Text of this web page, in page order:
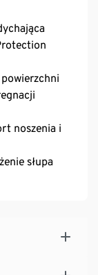
noszenia i
słupa